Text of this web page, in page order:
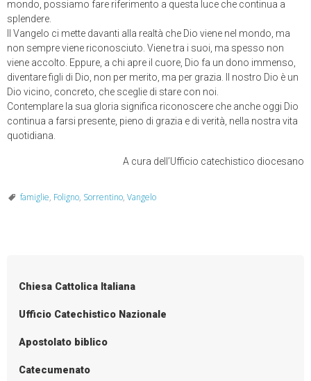
mondo, possiamo fare riferimento a questa luce che continua a
splendere.
Il Vangelo ci mette davanti alla realtà che Dio viene nel mondo, ma
non sempre viene riconosciuto. Viene tra i suoi, ma spesso non
viene accolto. Eppure, a chi apre il cuore, Dio fa un dono immenso,
diventare figli di Dio, non per merito, ma per grazia. Il nostro Dio è un
Dio vicino, concreto, che sceglie di stare con noi.
Contemplare la sua gloria significa riconoscere che anche oggi Dio
continua a farsi presente, pieno di grazia e di verità, nella nostra vita
quotidiana.
A cura dell’Ufficio catechistico diocesano
famiglie, Foligno, Sorrentino, Vangelo
Chiesa Cattolica Italiana
Ufficio Catechistico Nazionale
Apostolato biblico
Catecumenato